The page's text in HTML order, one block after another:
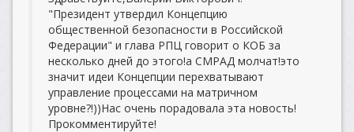
"Президент утвердил Концепцию
общественной безопасности в Российской
Федерации" и глава РПЦ говорит о КОБ за
несколько дней до этого!а СМРАД молчат!это
значит идеи Концепции перехватывают
управление процессами на матричном
уровне?!))Нас очень порадовала эта новость!
Прокомментируйте!